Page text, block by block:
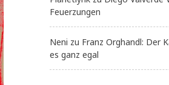
Feuerzungen
Neni zu Franz Orghandl: Der
es ganz egal